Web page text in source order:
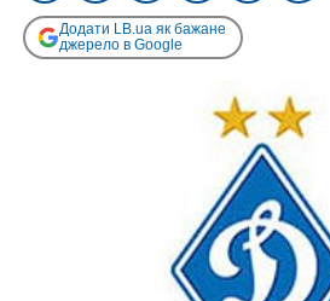
Додати LB.ua як бажане
джерело в Google